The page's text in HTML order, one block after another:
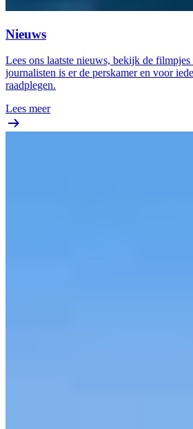
Nieuws
Lees ons laatste nieuws, bekijk de
journalisten is er de perskamer en voor
raadplegen.
Lees meer